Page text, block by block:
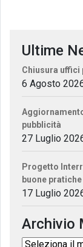
Ultime
Chiusura uffici
6 Agosto
pubblicità
27 Luglio
Progetto
buone pratiche
17 Luglio
Archivio